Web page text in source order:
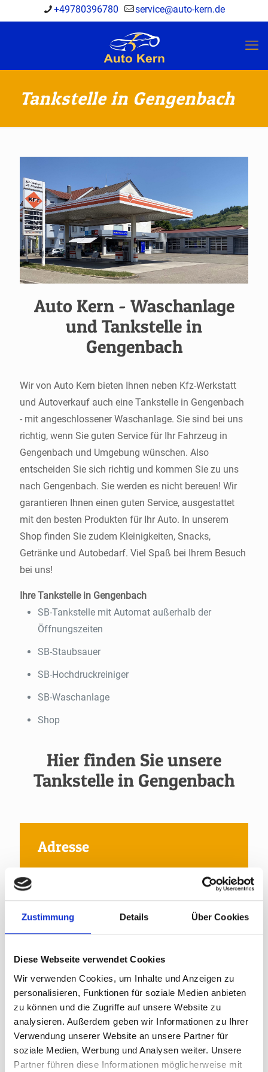
Zustimmung Details Über Cookies
Diese Webseite verwendet Cookies
Wir verwenden Cookies, um Inhalte und Anzeigen zu
personalisieren, Funktionen für soziale Medien anbieten
zu können und die Zugriffe auf unsere Website zu
analysieren. Außerdem geben wir Informationen zu Ihrer
Verwendung unserer Website an unsere Partner für
soziale Medien, Werbung und Analysen weiter. Unsere
Partner führen diese Informationen möglicherweise mit
+49780396780 service@auto-kern.de
Tankstelle in Gengenbach
Auto Kern - Waschanlage
und Tankstelle in
Gengenbach
Wir von Auto Kern bieten Ihnen neben Kfz-Werkstatt
und Autoverkauf auch eine Tankstelle in Gengenbach
- mit angeschlossener Waschanlage. Sie sind bei uns
richtig, wenn Sie guten Service für Ihr Fahrzeug in
Gengenbach und Umgebung wünschen. Also
entscheiden Sie sich richtig und kommen Sie zu uns
nach Gengenbach. Sie werden es nicht bereuen! Wir
garantieren Ihnen einen guten Service, ausgestattet
mit den besten Produkten für Ihr Auto. In unserem
Shop finden Sie zudem Kleinigkeiten, Snacks,
Getränke und Autobedarf. Viel Spaß bei Ihrem Besuch
bei uns!
Ihre Tankstelle in Gengenbach
SB-Tankstelle mit Automat außerhalb der
Öffnungszeiten
SB-Staubsauer
SB-Hochdruckreiniger
SB-Waschanlage
Shop
Hier finden Sie unsere
Tankstelle in Gengenbach
Adresse
77723 Gengenbach
+497803967820
service@auto-kern.de
Öffnungszeiten
Mo-Fr 07:00 - 19:00 | Sa 07:00 - 18:00
Außerhalb der Öffnungszeiten ist der Tankautomat in